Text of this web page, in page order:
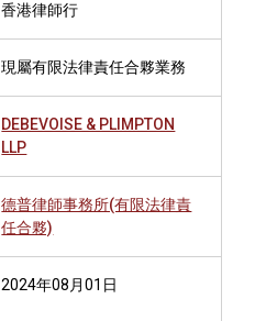
香港律師行
現屬有限法律責任合夥業務
DEBEVOISE & PLIMPTON
LLP
德普律師事務所(有限法律責
任合夥)
2024年08月01日